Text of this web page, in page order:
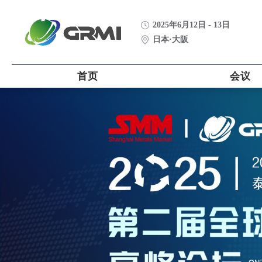
2025年6月12日 - 13日
日本·大阪
首页 会议